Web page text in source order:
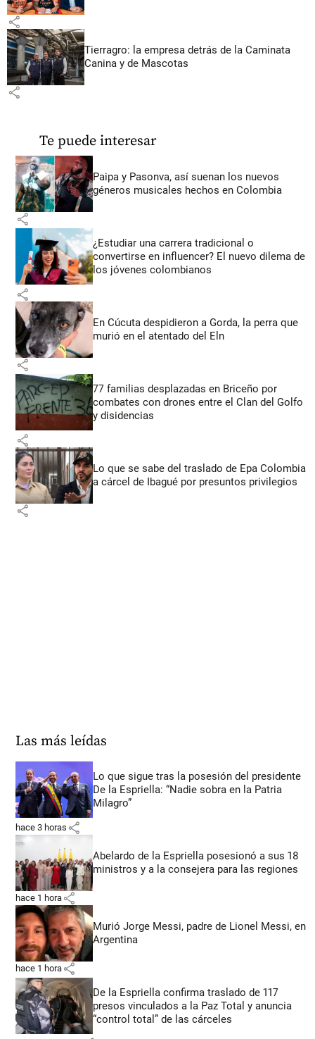
share
Tierragro: la empresa detrás de la Caminata
Canina y de Mascotas
share
Te puede interesar
Paipa y Pasonva, así suenan los nuevos
géneros musicales hechos en Colombia
share
¿Estudiar una carrera tradicional o
convertirse en influencer? El nuevo dilema de
los jóvenes colombianos
share
En Cúcuta despidieron a Gorda, la perra que
murió en el atentado del Eln
share
77 familias desplazadas en Briceño por
combates con drones entre el Clan del Golfo
y disidencias
share
Lo que se sabe del traslado de Epa Colombia
a cárcel de Ibagué por presuntos privilegios
share
Las más leídas
Lo que sigue tras la posesión del presidente
De la Espriella: “Nadie sobra en la Patria
Milagro”
hace 3 horas share
Abelardo de la Espriella posesionó a sus 18
ministros y a la consejera para las regiones
hace 1 hora share
Murió Jorge Messi, padre de Lionel Messi, en
Argentina
hace 1 hora share
De la Espriella confirma traslado de 117
presos vinculados a la Paz Total y anuncia
“control total” de las cárceles